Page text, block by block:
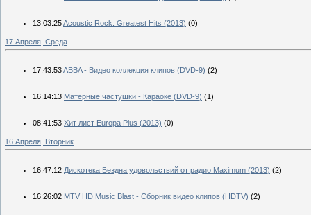
13:03:25Acoustic Rock. Greatest Hits (2013) (0)
17 Апреля, Среда
17:43:53ABBA - Видео коллекция клипов (DVD-9) (2)
16:14:13 Матерные частушки - Караоке (DVD-9) (1)
08:41:53 Хит лист Europa Plus (2013) (0)
16 Апреля, Вторник
16:47:12 Дискотека Бездна удовольствий от радио Maximum (2013) (2)
16:26:02 MTV HD Music Blast - Сборник видео клипов (HDTV) (2)